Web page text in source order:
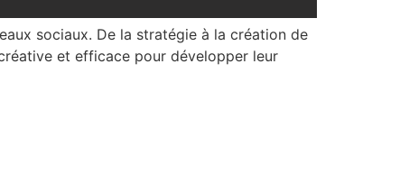
sociaux. De la stratégie à la création de
et efficace pour développer leur